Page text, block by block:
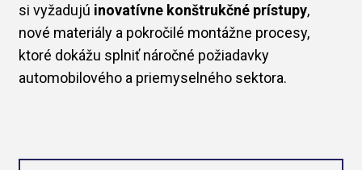
si vyžadujú inovatívne konštrukčné prístupy,
nové materiály a pokročilé montážne procesy,
ktoré dokážu splniť náročné požiadavky
automobilového a priemyselného sektora.